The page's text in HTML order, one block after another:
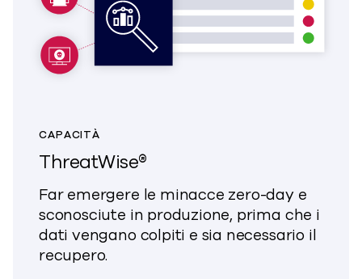
CAPACITÀ
ThreatWise®
Far emergere le minacce zero-day e
sconosciute in produzione, prima che i
dati vengano colpiti e sia necessario il
recupero.